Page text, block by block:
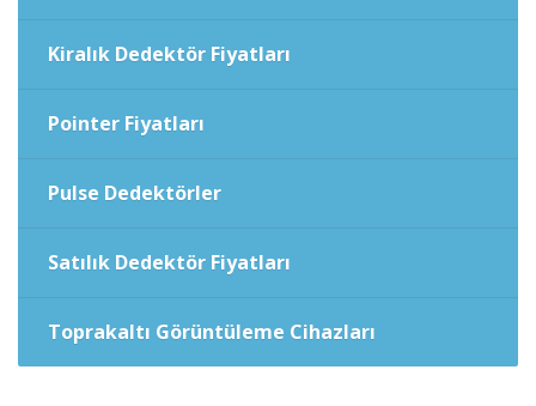
Kiralık Dedektör Fiyatları
Pointer Fiyatları
Pulse Dedektörler
Satılık Dedektör Fiyatları
Toprakaltı Görüntüleme Cihazları